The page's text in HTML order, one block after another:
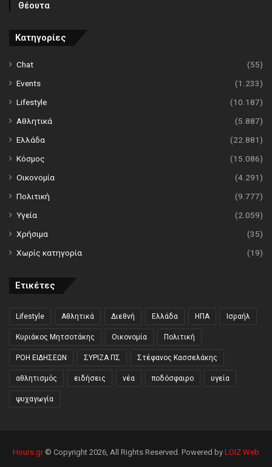
Θέουτα
Κατηγορίες
Chat
(55)
Events
(1.233)
Lifestyle
(10.187)
Αθλητικά
(5.887)
Ελλάδα
(22.881)
Κόσμος
(15.086)
Οικονομία
(4.291)
Πολιτική
(9.777)
Υγεία
(2.059)
Χρήσιμα
(35)
Χωρίς κατηγορία
(19)
Ετικέτες
Lifestyle Αθλητικά Διεθνή Ελλάδα ΗΠΑ Ισραήλ
Κυριάκος Μητσοτάκης Οικονομία Πολιτική
ΡΟΗ ΕΙΔΗΣΕΩΝ ΣΥΡΙΖΑ ΠΣ Στέφανος Κασσελάκης
αθλητισμός ειδήσεις νέα ποδόσφαιρο υγεία
ψυχαγωγία
Hours.gr© Copyright 2026, All Rights Reserved. Powered by LOIZ Web